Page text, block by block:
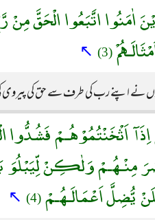
اٰمَنُوا اتَّبَعُوا الْحَقَّ
(3)
↖
نے اپنے رب کی طرف سے حق کی پیروی
اَثْخَنْتُمُوْهُـمْ فَشُدُّوا
مِنْـهُـمْ وَلٰكِنْ
يُّضِلَّ اَعْمَالَـهُـمْ(4)
↖